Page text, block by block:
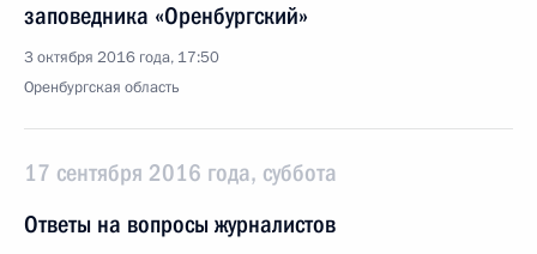
заповедника «Оренбургский»
3 октября 2016 года, 17:50
Оренбургская область
17 сентября 2016 года, суббота
Ответы на вопросы журналистов